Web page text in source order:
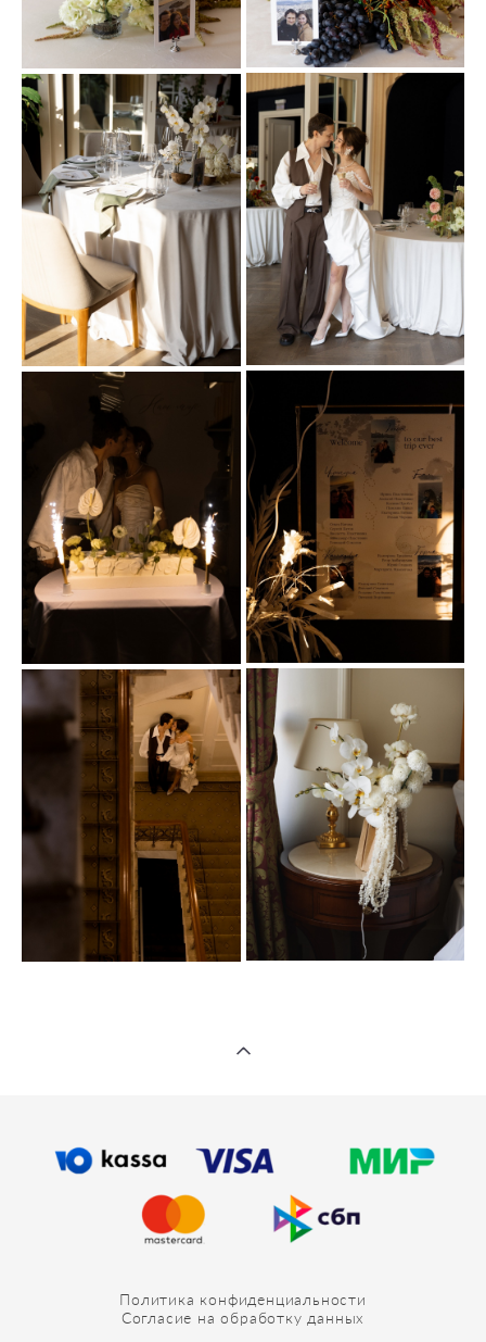
Политика конфиденциальности
Согласие на обработку данных